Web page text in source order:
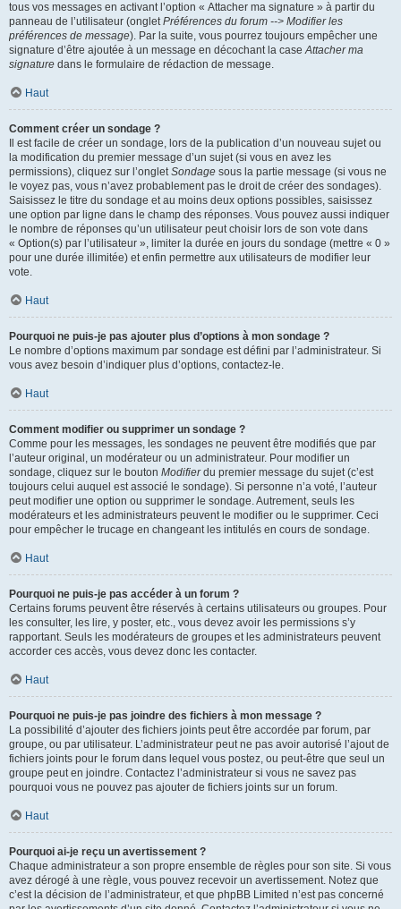
tous vos messages en activant l’option « Attacher ma signature » à partir du
panneau de l’utilisateur (ongletPréférences du forum --> Modifier les
préférences de message). Par la suite, vous pourrez toujours empêcher une
signature d’être ajoutée à un message en décochant la caseAttacher ma
signature dans le formulaire de rédaction de message.
Haut
Comment créer un sondage ?
Il est facile de créer un sondage, lors de la publication d’un nouveau sujet ou
la modification du premier message d’un sujet (si vous en avez les
permissions), cliquez sur l’ongletSondage sous la partie message (si vous ne
le voyez pas, vous n’avez probablement pas le droit de créer des sondages).
Saisissez le titre du sondage et au moins deux options possibles, saisissez
une option par ligne dans le champ des réponses. Vous pouvez aussi indiquer
le nombre de réponses qu’un utilisateur peut choisir lors de son vote dans
« Option(s) par l’utilisateur », limiter la durée en jours du sondage (mettre « 0 »
pour une durée illimitée) et enfin permettre aux utilisateurs de modifier leur
vote.
Haut
Pourquoi ne puis-je pas ajouter plus d’options à mon sondage ?
Le nombre d’options maximum par sondage est défini par l’administrateur. Si
vous avez besoin d’indiquer plus d’options, contactez-le.
Haut
Comment modifier ou supprimer un sondage ?
Comme pour les messages, les sondages ne peuvent être modifiés que par
l’auteur original, un modérateur ou un administrateur. Pour modifier un
sondage, cliquez sur le bouton Modifierdu premier message du sujet (c’est
toujours celui auquel est associé le sondage). Si personne n’a voté, l’auteur
peut modifier une option ou supprimer le sondage. Autrement, seuls les
modérateurs et les administrateurs peuvent le modifier ou le supprimer. Ceci
pour empêcher le trucage en changeant les intitulés en cours de sondage.
Haut
Pourquoi ne puis-je pas accéder à un forum ?
Certains forums peuvent être réservés à certains utilisateurs ou groupes. Pour
les consulter, les lire, y poster, etc., vous devez avoir les permissions s’y
rapportant. Seuls les modérateurs de groupes et les administrateurs peuvent
accorder ces accès, vous devez donc les contacter.
Haut
Pourquoi ne puis-je pas joindre des fichiers à mon message ?
La possibilité d’ajouter des fichiers joints peut être accordée par forum, par
groupe, ou par utilisateur. L’administrateur peut ne pas avoir autorisé l’ajout de
fichiers joints pour le forum dans lequel vous postez, ou peut-être que seul un
groupe peut en joindre. Contactez l’administrateur si vous ne savez pas
pourquoi vous ne pouvez pas ajouter de fichiers joints sur un forum.
Haut
Pourquoi ai-je reçu un avertissement ?
Chaque administrateur a son propre ensemble de règles pour son site. Si vous
avez dérogé à une règle, vous pouvez recevoir un avertissement. Notez que
c’est la décision de l’administrateur, et que phpBB Limited n’est pas concerné